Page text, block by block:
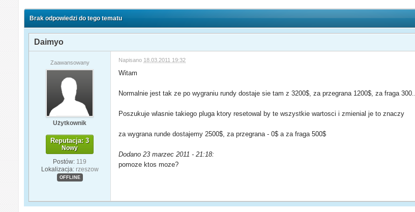
Brak odpowiedzi do tego tematu
Daimyo
Zaawansowany
Użytkownik
Reputacja: 3
Nowy
Postów: 119
Lokalizacja: rzeszow
OFFLINE
Napisano 18.03.2011 19:32
Witam
Normalnie jest tak ze po wygraniu rundy dostaje sie tam z 3200$, za przegrana 1200$, za fraga 300...
Poszukuje wlasnie takiego pluga ktory resetowal by te wszystkie wartosci i zmienial je to znaczy
za wygrana runde dostajemy 2500$, za przegrana - 0$ a za fraga 500$
Dodano 23 marzec 2011 - 21:18:
pomoze ktos moze?